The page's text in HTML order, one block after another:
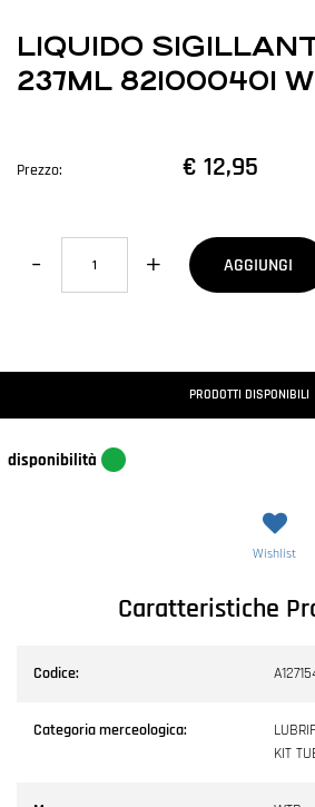
LIQUIDO
237ML 821000401
Prezzo: € 12,95
Quantità
AGGIUNGI
PRODOTTI DISPONIBILI
disponibilità
Wishlist
Caratteristiche
Codice:
Categoria merceologica:
KIT